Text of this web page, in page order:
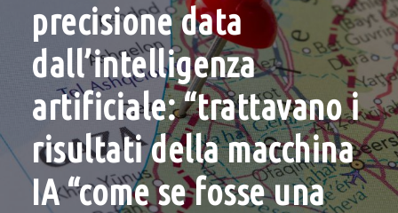
precisione data
dall’intelligenza
artificiale: “trattavano i
risultati della macchina
IA “come se fosse una